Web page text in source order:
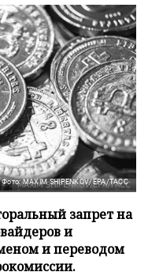
Фото: MAXIM SHIPENKOV/EPA/ТАСС
запрет на
и
и переводом